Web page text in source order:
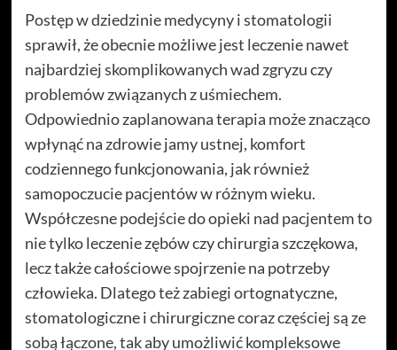
Postęp w dziedzinie medycyny i stomatologii
sprawił, że obecnie możliwe jest leczenie nawet
najbardziej skomplikowanych wad zgryzu czy
problemów związanych z uśmiechem.
Odpowiednio zaplanowana terapia może znacząco
wpłynąć na zdrowie jamy ustnej, komfort
codziennego funkcjonowania, jak również
samopoczucie pacjentów w różnym wieku.
Współczesne podejście do opieki nad pacjentem to
nie tylko leczenie zębów czy chirurgia szczękowa,
lecz także całościowe spojrzenie na potrzeby
człowieka. Dlatego też zabiegi ortognatyczne,
stomatologiczne i chirurgiczne coraz częściej są ze
sobą łączone, tak aby umożliwić kompleksowe